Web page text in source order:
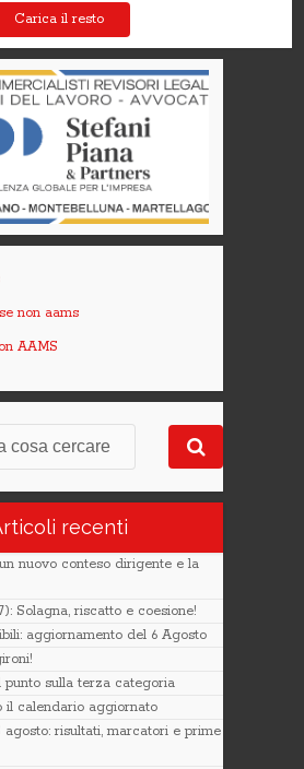
Carica il resto
non aams
AAMS
recenti
nuovo conteso dirigente e la
Solagna, riscatto e coesione!
aggiornamento del 6 Agosto
punto sulla terza categoria
il calendario aggiornato
risultati, marcatori e prime